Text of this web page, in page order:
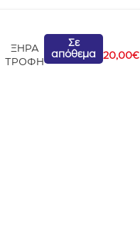
ΞΗΡΑ
ΤΡΟΦΗ
Σε
απόθεμα
20,00€